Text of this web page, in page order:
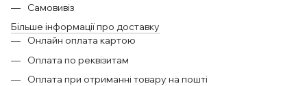
Самовивіз
Більше інформації про доставку
Онлайн оплата картою
Оплата по реквізитам
Оплата при отриманні товару на пошті